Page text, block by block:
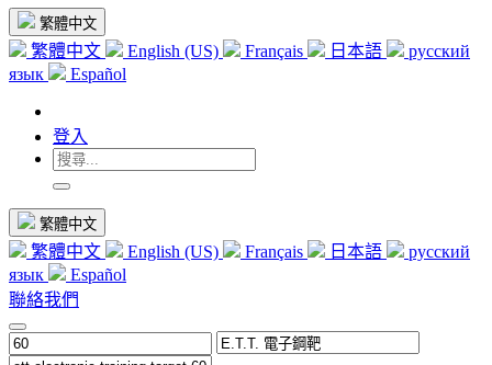
繁體中文
繁體中文 English (US) Français 日本語
русский
язык
Español
登入
繁體中文
繁體中文 English (US) Français 日本語
русский
язык
Español
聯絡我們